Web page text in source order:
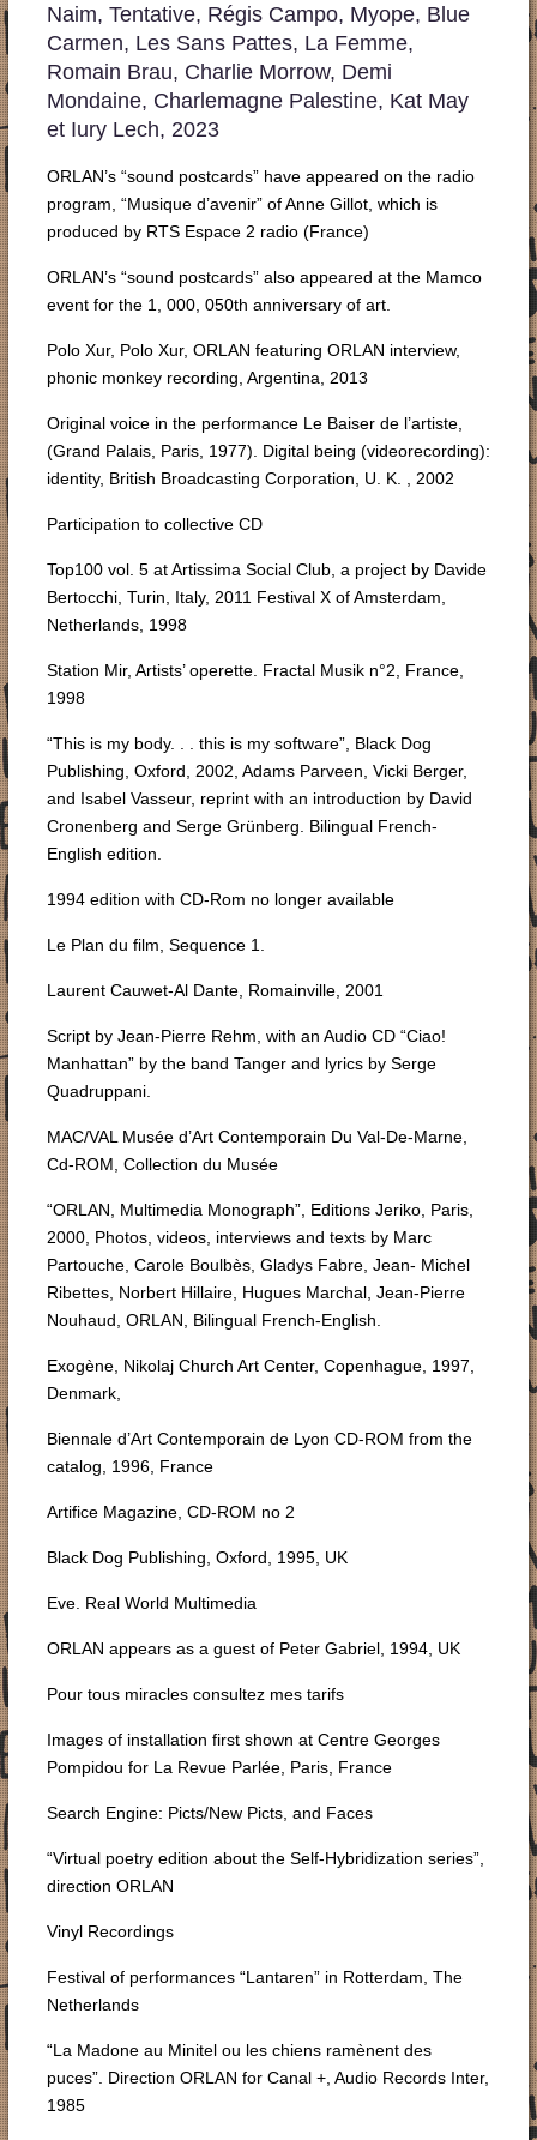
Naim, Tentative, Régis Campo, Myope, Blue
Carmen, Les Sans Pattes, La Femme,
Romain Brau, Charlie Morrow, Demi
Mondaine, Charlemagne Palestine, Kat May
et Iury Lech, 2023
ORLAN’s “sound postcards” have appeared on the radio
program, “Musique d’avenir” of Anne Gillot, which is
produced by RTS Espace 2 radio (France)
ORLAN’s “sound postcards” also appeared at the Mamco
event for the 1, 000, 050th anniversary of art.
Polo Xur, Polo Xur, ORLAN featuring ORLAN interview,
phonic monkey recording, Argentina, 2013
Original voice in the performance Le Baiser de l’artiste,
(Grand Palais, Paris, 1977). Digital being (videorecording):
identity, British Broadcasting Corporation, U. K. , 2002
Participation to collective CD
Top100 vol. 5 at Artissima Social Club, a project by Davide
Bertocchi, Turin, Italy, 2011 Festival X of Amsterdam,
Netherlands, 1998
Station Mir, Artists’ operette. Fractal Musik n°2, France,
1998
“This is my body. . . this is my software”, Black Dog
Publishing, Oxford, 2002, Adams Parveen, Vicki Berger,
and Isabel Vasseur, reprint with an introduction by David
Cronenberg and Serge Grünberg. Bilingual French-
English edition.
1994 edition with CD-Rom no longer available
Le Plan du film, Sequence 1.
Laurent Cauwet-Al Dante, Romainville, 2001
Script by Jean-Pierre Rehm, with an Audio CD “Ciao!
Manhattan” by the band Tanger and lyrics by Serge
Quadruppani.
MAC/VAL Musée d’Art Contemporain Du Val-De-Marne,
Cd-ROM, Collection du Musée
“ORLAN, Multimedia Monograph”, Editions Jeriko, Paris,
2000, Photos, videos, interviews and texts by Marc
Partouche, Carole Boulbès, Gladys Fabre, Jean- Michel
Ribettes, Norbert Hillaire, Hugues Marchal, Jean-Pierre
Nouhaud, ORLAN, Bilingual French-English.
Exogène, Nikolaj Church Art Center, Copenhague, 1997,
Denmark,
Biennale d’Art Contemporain de Lyon CD-ROM from the
catalog, 1996, France
Artifice Magazine, CD-ROM no 2
Black Dog Publishing, Oxford, 1995, UK
Eve. Real World Multimedia
ORLAN appears as a guest of Peter Gabriel, 1994, UK
Pour tous miracles consultez mes tarifs
Images of installation first shown at Centre Georges
Pompidou for La Revue Parlée, Paris, France
Search Engine: Picts/New Picts, and Faces
“Virtual poetry edition about the Self-Hybridization series”,
direction ORLAN
Vinyl Recordings
Festival of performances “Lantaren” in Rotterdam, The
Netherlands
“La Madone au Minitel ou les chiens ramènent des
puces”. Direction ORLAN for Canal +, Audio Records Inter,
1985